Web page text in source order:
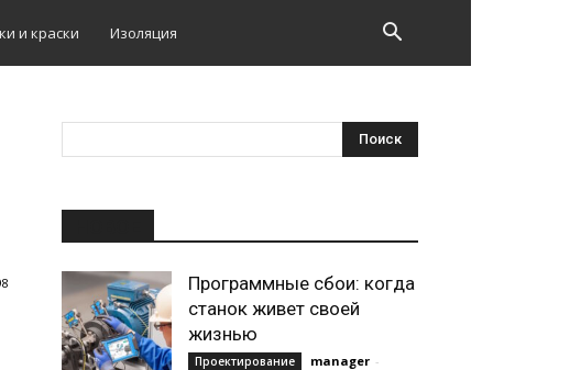
и краски Изоляция
Программные сбои: когда
станок живет своей
жизнью
Проектирование manager -